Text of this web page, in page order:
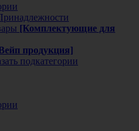
[Комплектующие для
продукция]
подкатегории